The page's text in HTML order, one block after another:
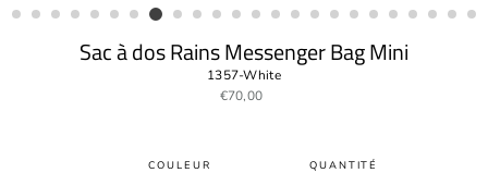
Sac à dos Rains Messenger Bag Mini
1357-White
Prix
€70,00
COULEUR QUANTITÉ